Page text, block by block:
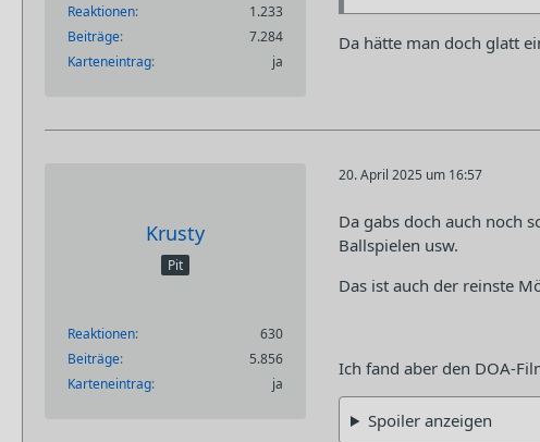
Reaktionen
1.233
Beiträge
7.284
Karteneintrag
ja
Da hätte man doch glatt
Krusty
Pit
Reaktionen
630
Beiträge
5.856
Karteneintrag
ja
20. April 2025 um 16:57
Da gabs doch auch noch
Ballspielen usw.
Das ist auch der reinste
Ich fand aber den DOA-
Spoiler anzeigen